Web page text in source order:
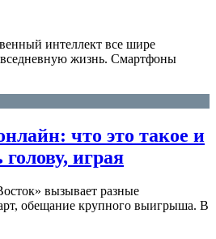
интеллект все шире
жизнь. Смартфоны
что это такое и
играя
вызывает разные
обещание крупного выигрыша. В